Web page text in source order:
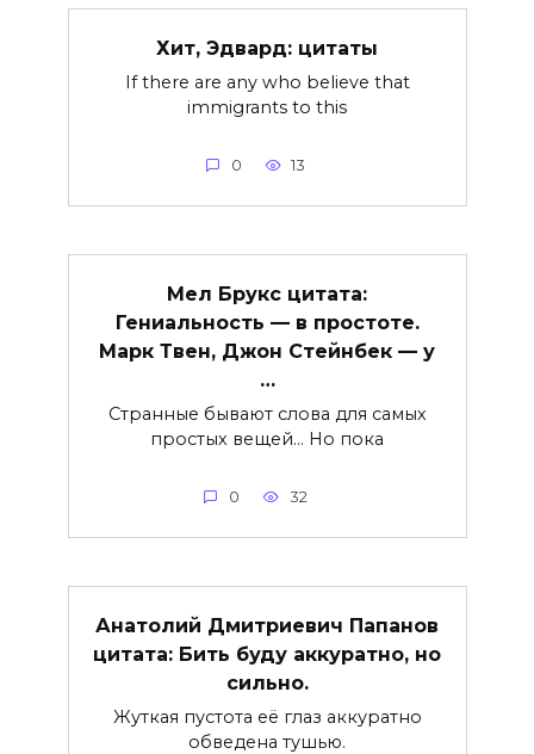
Хит, Эдвард: цитаты
If there are any who believe that
immigrants to this
0 13
Мел Брукс цитата:
Гениальность — в простоте.
Марк Твен, Джон Стейнбек — у
…
Странные бывают слова для самых
простых вещей… Но пока
0 32
Анатолий Дмитриевич Папанов
цитата: Бить буду аккуратно, но
сильно.
Жуткая пустота её глаз аккуратно
обведена тушью.